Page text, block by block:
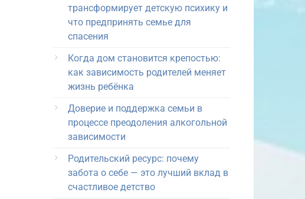
трансформирует детскую психику и
что предпринять семье для
спасения
Когда дом становится крепостью:
как зависимость родителей меняет
жизнь ребёнка
Доверие и поддержка семьи в
процессе преодоления алкогольной
зависимости
Родительский ресурс: почему
забота о себе — это лучший вклад в
счастливое детство